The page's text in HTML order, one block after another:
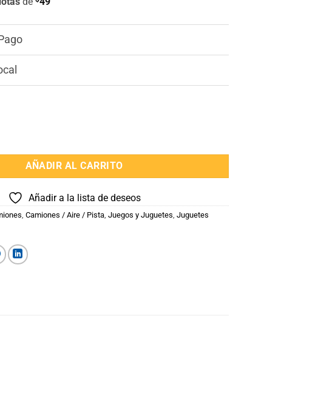
Juguete cantidad
AÑADIR AL CARRITO
Añadir a la lista de deseos
, Camiones / Aire / Pista, Juegos y Juguetes, Juguetes